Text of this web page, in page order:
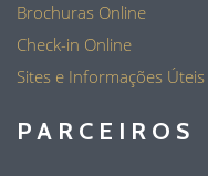
Brochuras Online
Check-in Online
Sites e Informações Úteis
PARCEIROS